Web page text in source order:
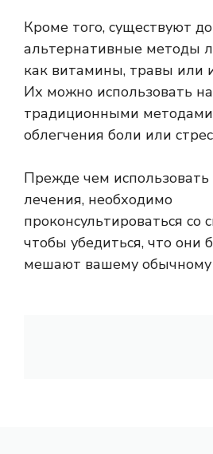
Кроме того, существуют
альтернативные методы
как витамины, травы или
Их можно использовать
традиционными
облегчения боли или
Прежде чем
лечения, необходимо
проконсультироваться со
чтобы убедиться, что они
мешают вашему